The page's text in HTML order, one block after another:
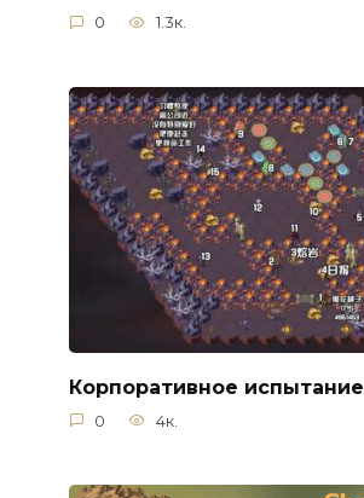
0 1.3к.
Корпоративное испытание
0 4к.